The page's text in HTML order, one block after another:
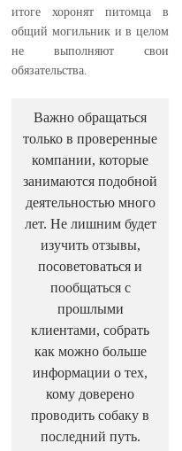
итоге хоронят питомца в
общий могильник и в целом
не выполняют свои
обязательства.
Важно обращаться
только в проверенные
компании, которые
занимаются подобной
деятельностью много
лет. Не лишним будет
изучить отзывы,
посоветоваться и
пообщаться с
прошлыми
клиентами, собрать
как можно больше
информации о тех,
кому доверено
проводить собаку в
последний путь.